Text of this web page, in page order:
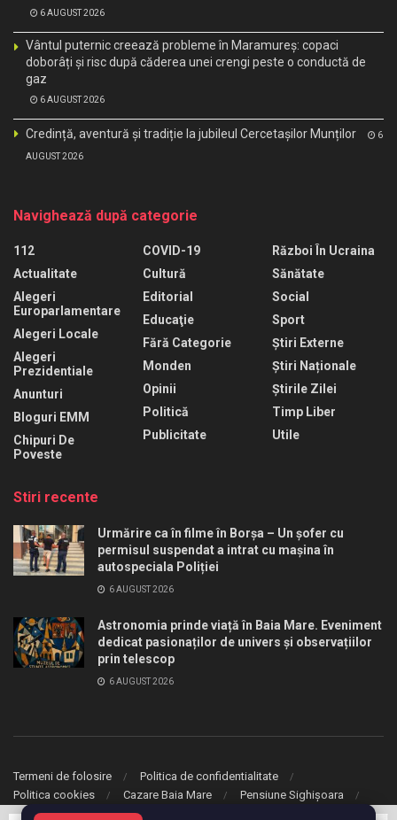
6 AUGUST 2026
Vântul puternic creează probleme în Maramureș: copaci
doborâți și risc după căderea unei crengi peste o conductă de
gaz
6 AUGUST 2026
Credință, aventură și tradiție la jubileul Cercetașilor Munților 6
AUGUST 2026
Navighează după categorie
112
Actualitate
Alegeri
Europarlamentare
Alegeri Locale
Alegeri
Prezidentiale
Anunturi
Bloguri EMM
Chipuri De
Poveste
COVID-19
Cultură
Editorial
Educaţie
Fără Categorie
Monden
Opinii
Politică
Publicitate
Război În Ucraina
Sănătate
Social
Sport
Știri Externe
Știri Naționale
Știrile Zilei
Timp Liber
Utile
Stiri recente
Urmărire ca în filme în Borșa – Un șofer cu
permisul suspendat a intrat cu mașina în
autospeciala Poliției
6 AUGUST 2026
Astronomia prinde viață în Baia Mare. Eveniment
dedicat pasionaților de univers și observațiilor
prin telescop
6 AUGUST 2026
Termeni de folosire
Politica de confidentialitate
Politica cookies
Cazare Baia Mare Pensiune Sighișoara